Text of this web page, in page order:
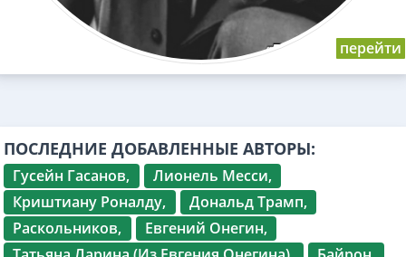
ПОСЛЕДНИЕ ДОБАВЛЕННЫЕ АВТОРЫ:
Гусейн Гасанов,
Лионель Месси,
Криштиану Роналду,
Дональд Трамп,
Раскольников,
Евгений Онегин,